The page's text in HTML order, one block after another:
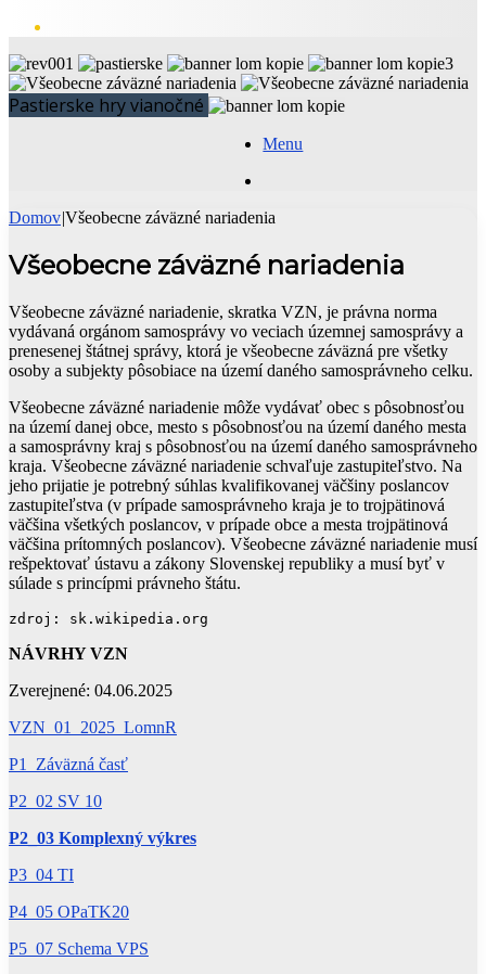
Pastierske hry vianočné
Menu
Domov|Všeobecne záväzné nariadenia
Všeobecne záväzné nariadenia
Všeobecne záväzné nariadenie, skratka VZN, je právna norma
vydávaná orgánom samosprávy vo veciach územnej samosprávy a
prenesenej štátnej správy, ktorá je všeobecne záväzná pre všetky
osoby a subjekty pôsobiace na území daného samosprávneho celku.
Všeobecne záväzné nariadenie môže vydávať obec s pôsobnosťou
na území danej obce, mesto s pôsobnosťou na území daného mesta
a samosprávny kraj s pôsobnosťou na území daného samosprávneho
kraja. Všeobecne záväzné nariadenie schvaľuje zastupiteľstvo. Na
jeho prijatie je potrebný súhlas kvalifikovanej väčšiny poslancov
zastupiteľstva (v prípade samosprávneho kraja je to trojpätinová
väčšina všetkých poslancov, v prípade obce a mesta trojpätinová
väčšina prítomných poslancov). Všeobecne záväzné nariadenie musí
rešpektovať ústavu a zákony Slovenskej republiky a musí byť v
súlade s princípmi právneho štátu.
zdroj: sk.wikipedia.org
NÁVRHY VZN
Zverejnené: 04.06.2025
VZN_01_2025_LomnR
P1_Záväzná časť
P2_02 SV 10
P2_03 Komplexný výkres
P3_04 TI
P4_05 OPaTK20
P5_07 Schema VPS